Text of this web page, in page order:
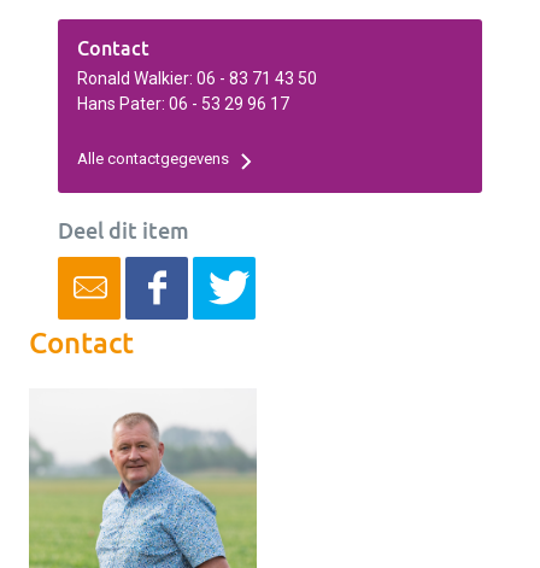
Contact
Ronald Walkier: 06 - 83 71 43 50
Hans Pater: 06 - 53 29 96 17
Alle contactgegevens
Deel dit item
Contact